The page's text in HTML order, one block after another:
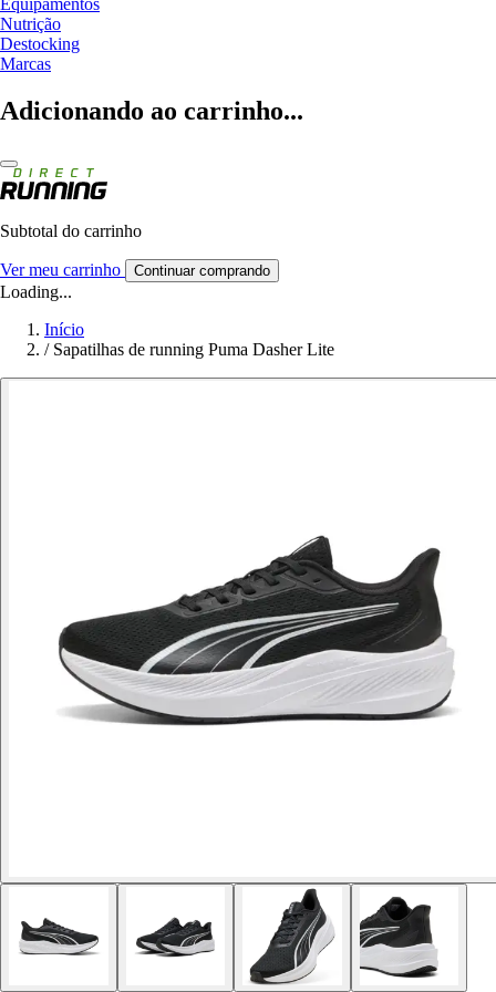
Equipamentos
Nutrição
Destocking
Marcas
Adicionando ao carrinho...
Subtotal do carrinho
Ver meu carrinho Continuar comprando
Loading...
Início
/ Sapatilhas de running Puma Dasher Lite